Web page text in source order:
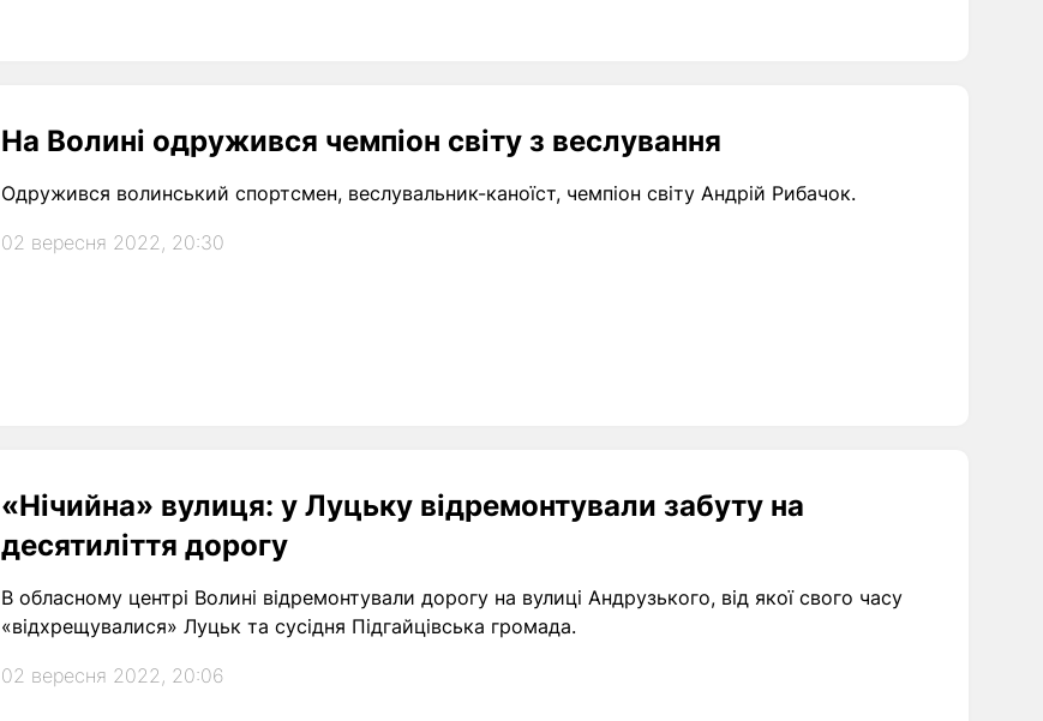
На Волині одружився чемпіон світу з веслування
Одружився волинський спортсмен, веслувальник-каноїст, чемпіон світу Андрій Рибачок.
02 вересня 2022, 20:30
«Нічийна» вулиця: у Луцьку відремонтували забуту на
десятиліття дорогу
В обласному центрі Волині відремонтували дорогу на вулиці Андрузького, від якої свого часу
«відхрещувалися» Луцьк та сусідня Підгайцівська громада.
02 вересня 2022, 20:06